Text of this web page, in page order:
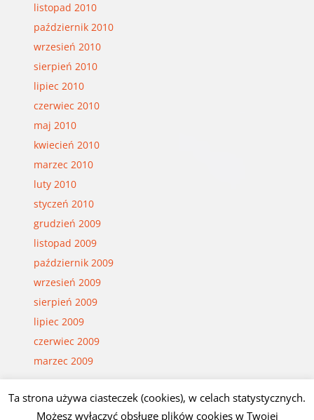
listopad 2010
październik 2010
wrzesień 2010
sierpień 2010
lipiec 2010
czerwiec 2010
maj 2010
kwiecień 2010
marzec 2010
luty 2010
styczeń 2010
grudzień 2009
listopad 2009
październik 2009
wrzesień 2009
sierpień 2009
lipiec 2009
czerwiec 2009
marzec 2009
© Czesław Białczyński
Ta strona używa ciasteczek (cookies), w celach statystycznych.
Możesz wyłączyć obsługę plików cookies w Twojej